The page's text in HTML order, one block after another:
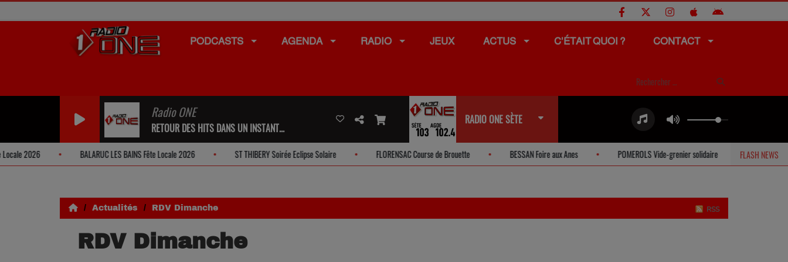
PODCASTS AGENDA RADIO JEUX ACTUS C'ÉTAIT QUOI ? CONTACT
Radio ONE
RETOUR DES HITS DANS UN INSTANT...
RADIO ONE SÈTE
FLASH NEWS
2026 BALARUC LES BAINS Fête Locale 2026 ST THIBERY Soirée Eclipse Solaire FLORENSAC Course de Brouette BESSAN Foire aux Anes POMEROLS Vide-grenier solidaire ST THIBERY
Actualités RDV Dimanche
RDV Dimanche
RSS